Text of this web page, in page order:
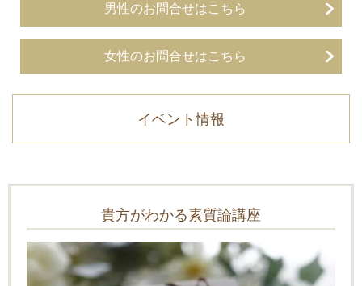
男性のお問合せはこちら
女性のお問合せはこちら
イベント情報
貴方がわかる素質論講座